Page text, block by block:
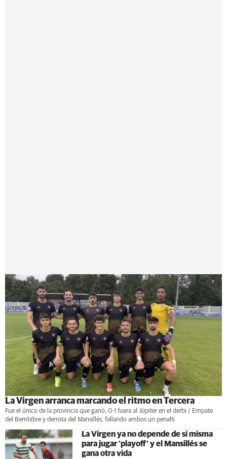
La Virgen arranca marcando el ritmo en Tercera
Fue el único de la provincia que ganó, 0-1 fuera al Júpiter en el derbi / Empate
del Bembibre y derrota del Mansillés, fallando ambos un penalti
La Virgen ya no depende de sí misma
para jugar 'playoff' y el Mansillés se
gana otra vida